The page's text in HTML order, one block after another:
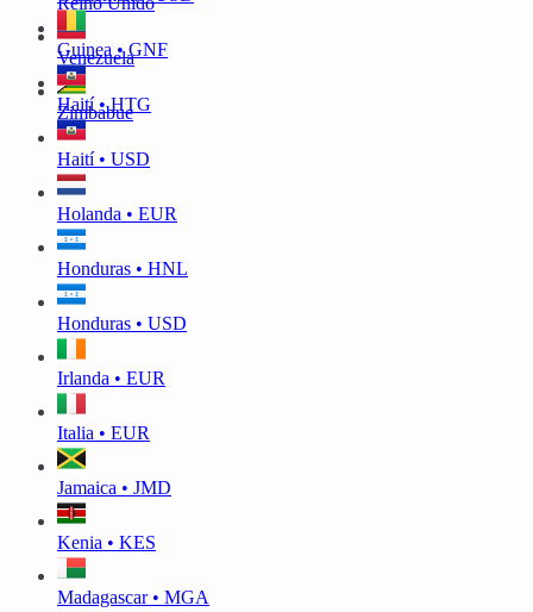
Venezuela
Zimbabue
Guinea • GNF
Haití • HTG
Haití • USD
Holanda • EUR
Honduras • HNL
Honduras • USD
Irlanda • EUR
Italia • EUR
Jamaica • JMD
Kenia • KES
Madagascar • MGA